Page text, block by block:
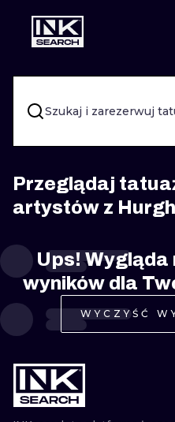
MIASTA
WARSZAWA
KRAKÓW
WROCŁAW
BERLIN
AMSTERDAM
PRAGA
Szukaj i zarezerwuj
Przeglądaj
artystów z
Ups! Wygląda
wyników dla
WYCZYŚĆ